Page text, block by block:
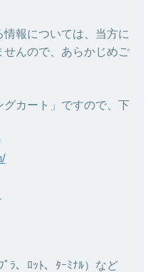
報については、当方に
んので、あらかじめご
グカート」ですので、下
ﾗ、ﾛｯﾄ、ﾀｰﾐﾅﾙ）など